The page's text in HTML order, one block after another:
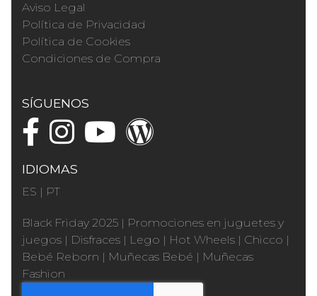
Aviso Legal
Política de Privacidad
Política de Cookies
Condiciones de Compra
SÍGUENOS
IDIOMAS
ES | PT
Black Friday 2025 | Promociones en juguetes y
juegos | Disfraces | Lego | Hot Wheels | Chicco |
Bebé Reborn | Muñecas Bebé | Muñecas
Fashion